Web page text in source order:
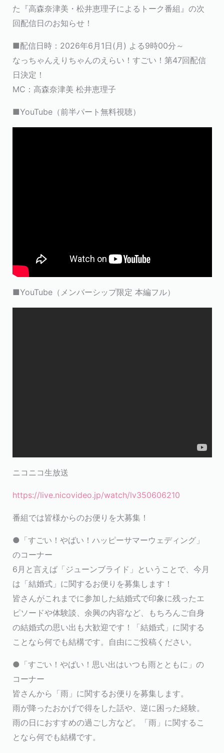
た『高森奈津美・松井恵理子によるトーク番組』の次
回配信日のお知らせ！
■配信日時：2026年6月1日(月) よる9時00分～
なっちゃんえりちゃんのえらい！すごい！第47回配信
日決定！
MC：高森奈津美 松井恵理子
■YouTube（前半パート無料視聴）
■YouTube（メンバーシップ限定 本編フル）
ニコニコ生放送
https://live.nicovideo.jp/watch/lv350606210
番組では皆様からのお便りを大募集！
●「すごい！やばい！ハッピーサマーウェディング」
のコーナー
6月と言えば「ジューンブライド」ということで、今月
は「結婚式」に関するお便りを募集します！
皆さんがこれまでに参加した結婚式で印象に残ったエ
ピソードや体験談、余興の内容など、もちろんご自身
の結婚式の思い出も大歓迎です！「結婚式」に関する
ことなら何でも結構です。自由にご投稿ください。
●「すごい！やばい！思い出はいつも雨とともに」の
コーナー
皆さんから「雨」に関するお便りを募集します。
雨が降ったおかげで得をした話や、逆に困った経験。
雨の日におすすめの過ごし方など。「雨」に関するこ
となら何でも結構です。